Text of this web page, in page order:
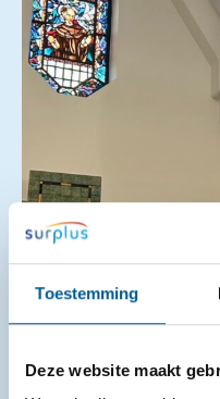
Toestemming
Deze website maakt
Etten-Leur
25-06-2026